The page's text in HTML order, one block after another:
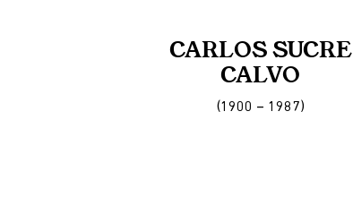
CARLOS SUCRE
CALVO
(1900 – 1987)